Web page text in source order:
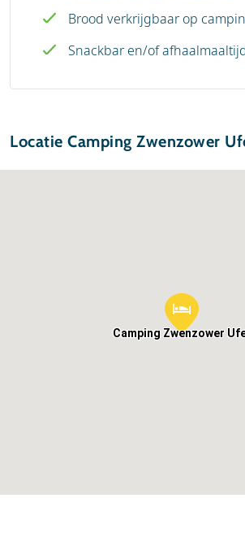
Brood verkrijgbaar op
Snackbar en/of
Locatie Camping Zwenzower
Camping Zwenzower